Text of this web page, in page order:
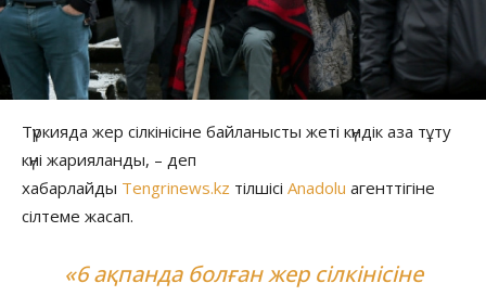
Түркияда жер сілкінісіне байланысты жеті күндік аза тұту
күні жарияланды, – деп
хабарлайды Tengrinews.kz тілшісі Anadolu агенттігіне
сілтеме жасап.
«6 ақпанда болған жер сілкінісіне